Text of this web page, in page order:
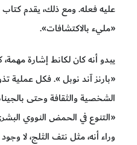
عليه فعله. ومع ذلك، يقدم كتاب
«مليء بالاكتشافات».
يبدو أنه كان لكانط إشارة
«بارنز آند نوبل ». فكل عملية
الشخصية والثقافة وحتى
«التنوع في الحمض النووي
وراء أنه، مثل نتف الثلج، لا